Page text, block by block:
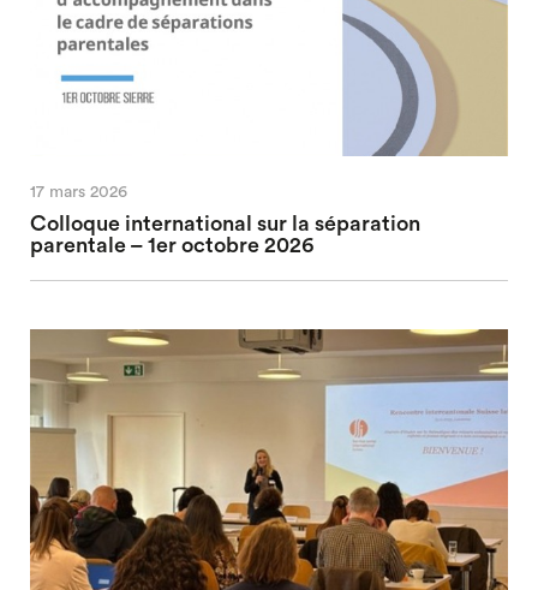
17 mars 2026
Colloque international sur la séparation
parentale – 1er octobre 2026